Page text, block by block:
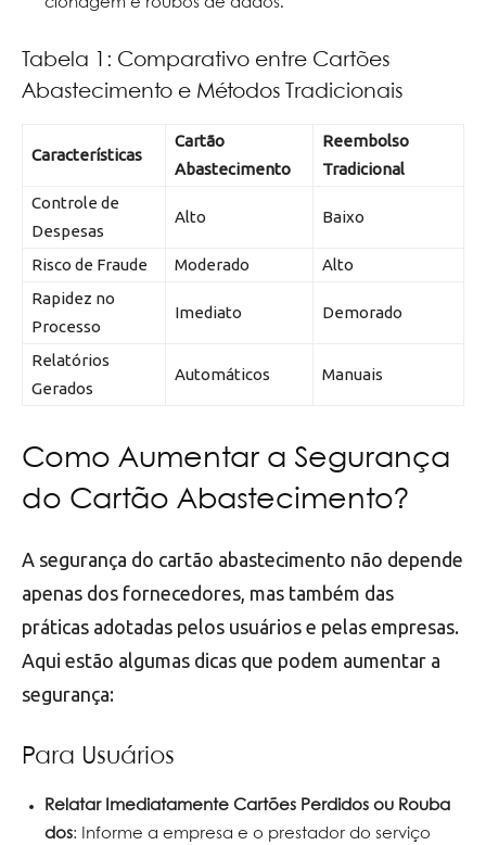
clonagem e roubos de dados.
Tabela 1: Comparativo entre Cartões
Abastecimento e Métodos Tradicionais
Características
Cartão
Abastecimento
Reembolso
Tradicional
Controle de
Despesas
Alto Baixo
Risco de Fraude Moderado
Alto
Rapidez no
Processo
Imediato Demorado
Relatórios
Gerados
Automáticos Manuais
Como Aumentar a Segurança
do Cartão Abastecimento?
A segurança do cartão abastecimento não depende
apenas dos fornecedores, mas também das
práticas adotadas pelos usuários e pelas empresas.
Aqui estão algumas dicas que podem aumentar a
segurança:
Para Usuários
Relatar Imediatamente Cartões Perdidos ou Rouba​
dos: Informe a empresa e o prestador do serviço